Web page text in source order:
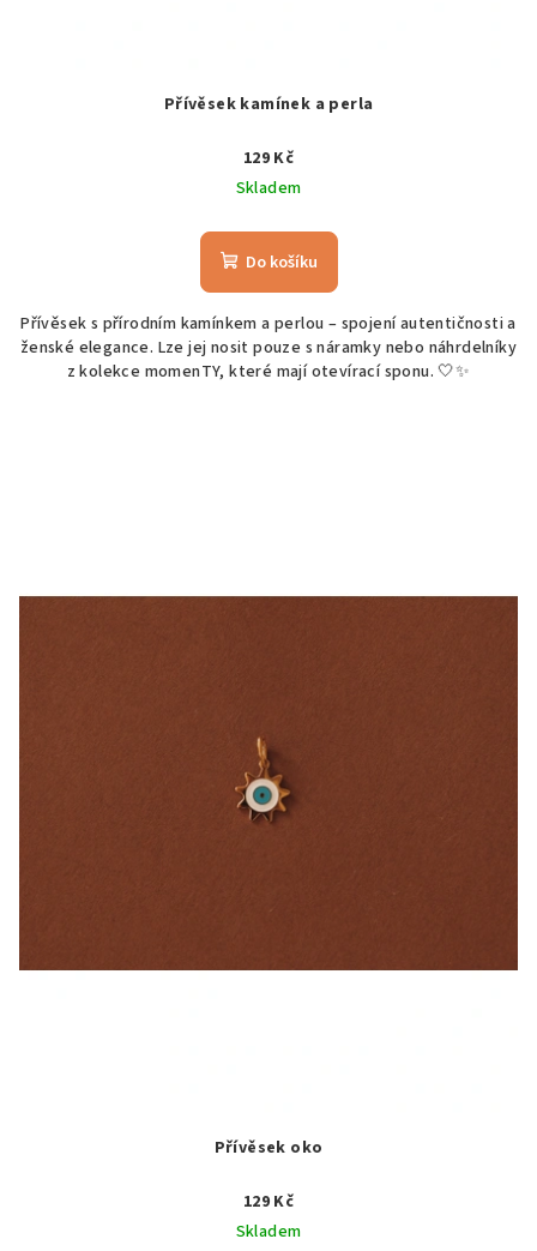
Přívěsek kamínek a perla
129 Kč
Skladem
Do košíku
Přívěsek s přírodním kamínkem a perlou – spojení autentičnosti a
ženské elegance. Lze jej nosit pouze s náramky nebo náhrdelníky
z kolekce momenTY, které mají otevírací sponu. 🤍✨
Přívěsek oko
129 Kč
Skladem